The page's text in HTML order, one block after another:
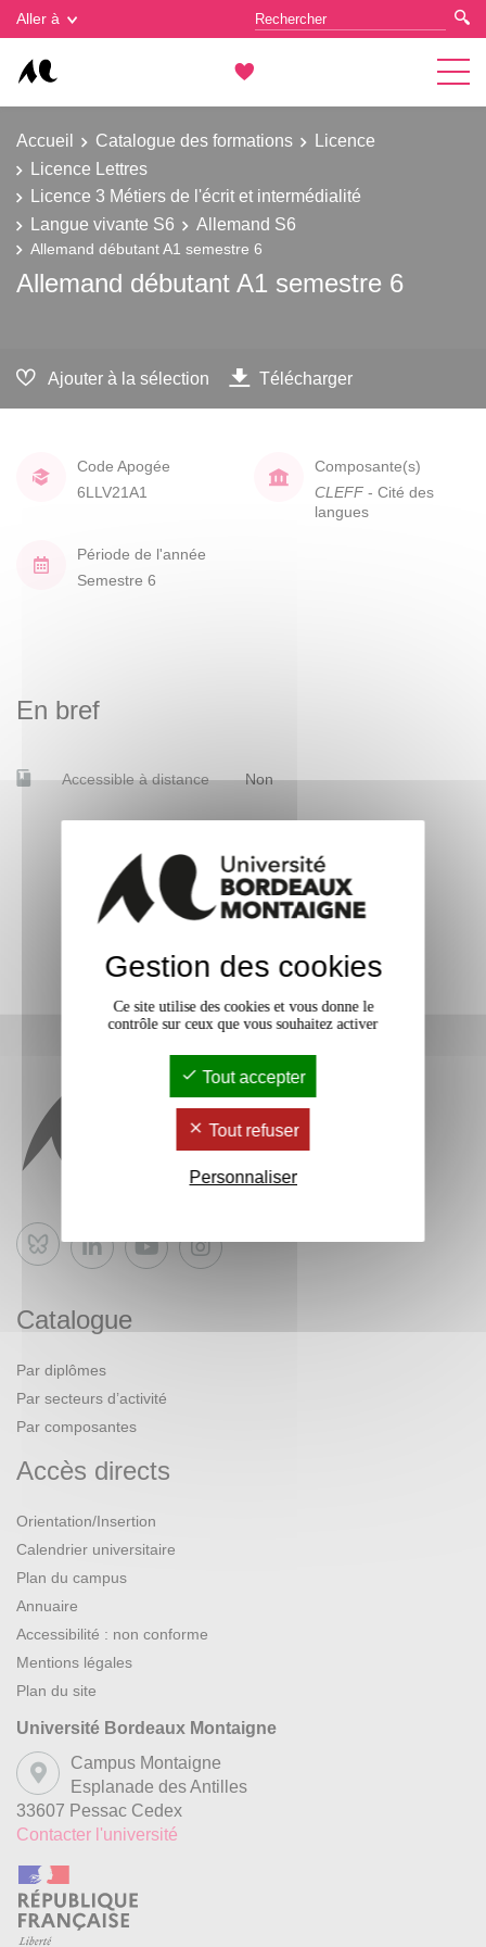
Aller à
Accueil Catalogue des formations
Licence
Licence Lettres
Licence 3 Métiers de l'écrit et intermédialité
Langue vivante S6
Allemand S6
Allemand débutant A1 semestre 6
Allemand débutant A1 semestre 6
Ajouter à la sélection Télécharger
Code Apogée
6LLV21A1
Composante(s)
CLEFF - Cité des
langues
Période de l'année
Semestre 6
En bref
Accessible à distance Non
Bluesky
Catalogue
Par diplômes
Par secteurs d’activité
Par composantes
Accès directs
Orientation/Insertion
Calendrier universitaire
Plan du campus
Annuaire
Accessibilité : non conforme
Mentions légales
Plan du site
Université Bordeaux Montaigne
Campus Montaigne
Esplanade des Antilles
33607 Pessac Cedex
Contacter l'université
Gestion des cookies
Gestion des cookies
Ce site utilise des cookies et vous donne le
contrôle sur ceux que vous souhaitez activer
Tout accepter
Tout refuser
Personnaliser